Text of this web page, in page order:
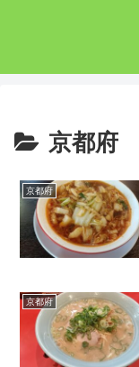
京都府
京都府
京都府